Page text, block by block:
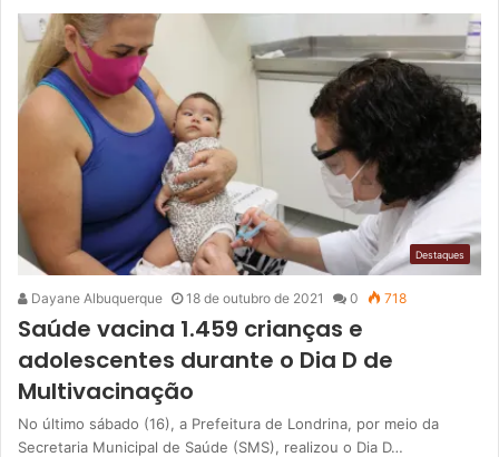
Destaques
Dayane Albuquerque 18 de outubro de 2021 0 718
Saúde vacina 1.459 crianças e
adolescentes durante o Dia D de
Multivacinação
No último sábado (16), a Prefeitura de Londrina, por meio da
Secretaria Municipal de Saúde (SMS), realizou o Dia D…